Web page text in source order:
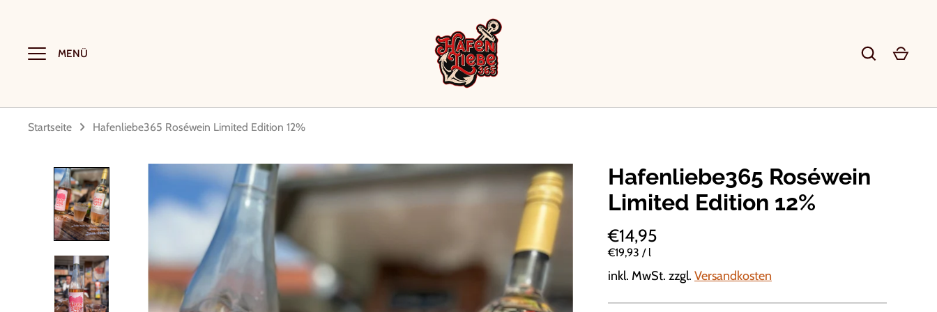
Inhalt
MENÜ
Startseite Hafenliebe365 Roséwein Limited Edition 12%
Hafenliebe365 Roséwein
Limited Edition 12%
€14,95
€19,93 / l
inkl. MwSt. zzgl. Versandkosten